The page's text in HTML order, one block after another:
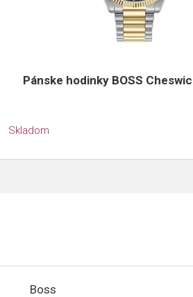
Pánske hodinky BOSS
Skladom
Boss